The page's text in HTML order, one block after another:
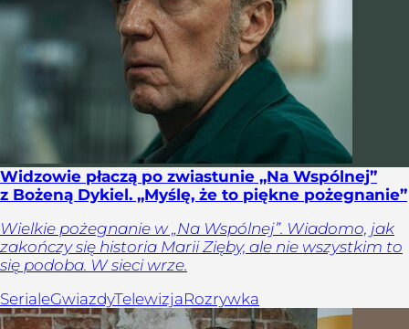
Widzowie płaczą po zwiastunie „Na Wspólnej”
z Bożeną Dykiel. „Myślę, że to piękne pożegnanie”
Wielkie pożegnanie w „Na Wspólnej”. Wiadomo, jak
zakończy się historia Marii Zięby, ale nie wszystkim to
się podoba. W sieci wrze.
SerialeGwiazdyTelewizjaRozrywka